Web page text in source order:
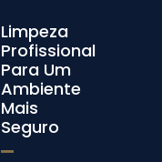
Limpeza
Profissional
Para Um
Ambiente
Mais
Seguro